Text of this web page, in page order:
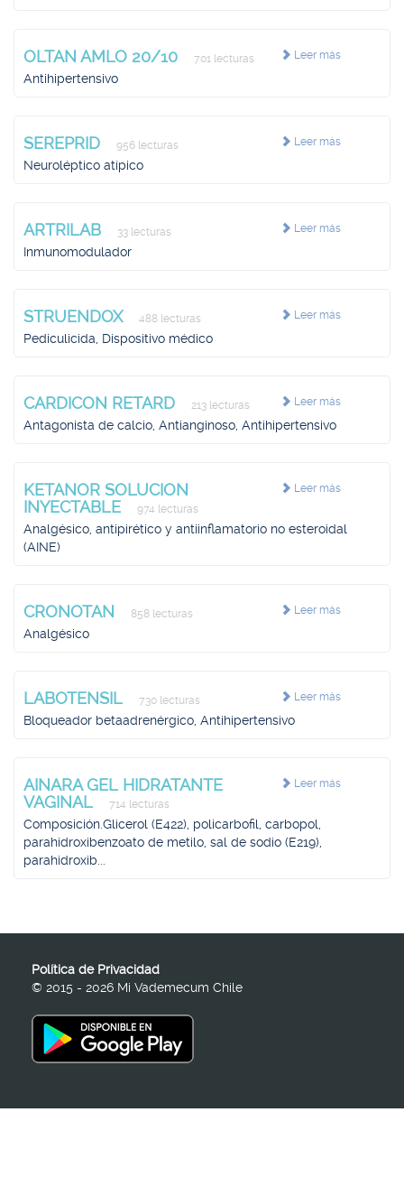
Leer más
OLTAN AMLO 20/10 701 lecturas
Antihipertensivo
Leer más
SEREPRID 956 lecturas
Neuroléptico atípico
Leer más
ARTRILAB 33 lecturas
Inmunomodulador
Leer más
STRUENDOX 488 lecturas
Pediculicida, Dispositivo médico
Leer más
CARDICON RETARD 213 lecturas
Antagonista de calcio, Antianginoso, Antihipertensivo
Leer más
KETANOR SOLUCION
INYECTABLE
974 lecturas
Analgésico, antipirético y antiinflamatorio no esteroidal
(AINE)
Leer más
CRONOTAN 858 lecturas
Analgésico
Leer más
LABOTENSIL 730 lecturas
Bloqueador betaadrenérgico, Antihipertensivo
Leer más
AINARA GEL HIDRATANTE
VAGINAL
714 lecturas
Composición.Glicerol (E422), policarbofil, carbopol,
parahidroxibenzoato de metilo, sal de sodio (E219),
parahidroxib...
Política de Privacidad
© 2015 - 2026 Mi Vademecum Chile